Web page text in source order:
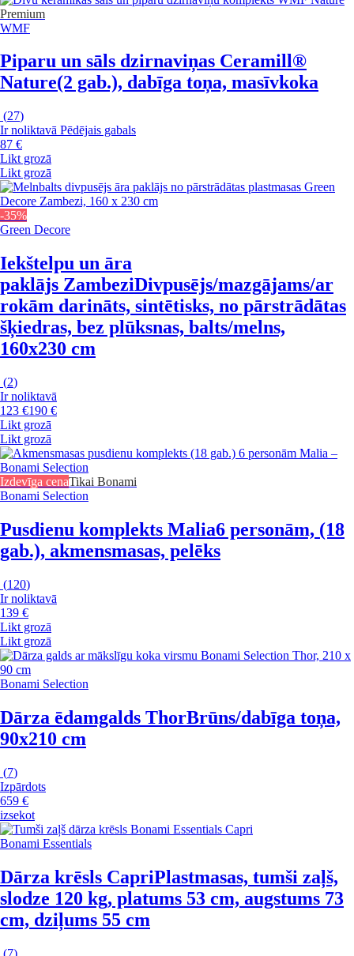
Premium
WMF
Piparu un sāls dzirnaviņas Ceramill®
Nature(2 gab.), dabīga toņa, masīvkoka
(27)
Ir noliktavā Pēdējais gabals
87 €
Likt grozā
Likt grozā
-35%
Green Decore
Iekštelpu un āra
paklājs ZambeziDivpusējs/mazgājams/ar
rokām darināts, sintētisks, no pārstrādātas
šķiedras, bez plūksnas, balts/melns,
160x230 cm
(2)
Ir noliktavā
123 €190 €
Likt grozā
Likt grozā
Izdevīga cenaTikai Bonami
Bonami Selection
Pusdienu komplekts Malia6 personām, (18
gab.), akmensmasas, pelēks
(120)
Ir noliktavā
139 €
Likt grozā
Likt grozā
Bonami Selection
Dārza ēdamgalds ThorBrūns/dabīga toņa,
90x210 cm
(7)
Izpārdots
659 €
izsekot
Bonami Essentials
Dārza krēsls CapriPlastmasas, tumši zaļš,
slodze 120 kg, platums 53 cm, augstums 73
cm, dziļums 55 cm
(7)